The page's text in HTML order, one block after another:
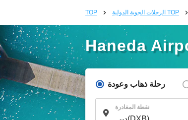
TOP الرحلات الجوية الدولية TOP
Haneda
رحلة ذهاب وعودة
نقطة المغادرة